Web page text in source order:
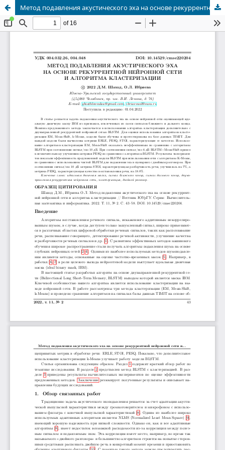
Метод подавления акустического эха на основе рекуррентной нейронной сети и алгоритма кластеризации